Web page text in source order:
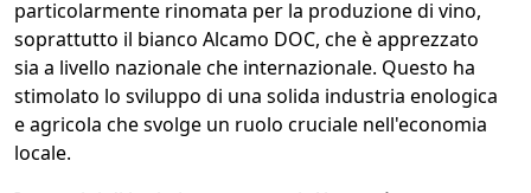
particolarmente rinomata per la produzione di vino,
soprattutto il bianco Alcamo DOC, che è apprezzato
sia a livello nazionale che internazionale. Questo ha
stimolato lo sviluppo di una solida industria enologica
e agricola che svolge un ruolo cruciale nell'economia
locale.